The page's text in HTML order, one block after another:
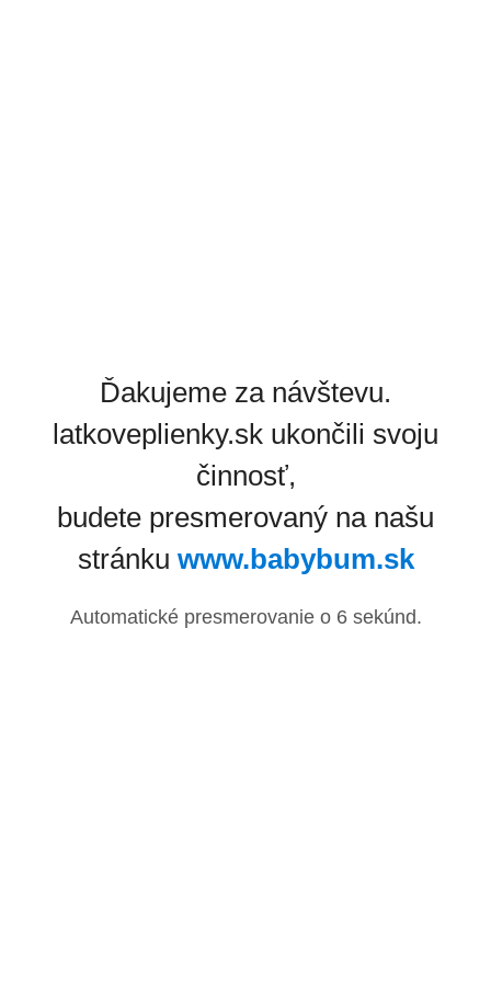
Ďakujeme za návštevu.
latkoveplienky.sk ukončili svoju
činnosť,
budete presmerovaný na našu
stránku www.babybum.sk
Automatické presmerovanie o 6sekúnd.